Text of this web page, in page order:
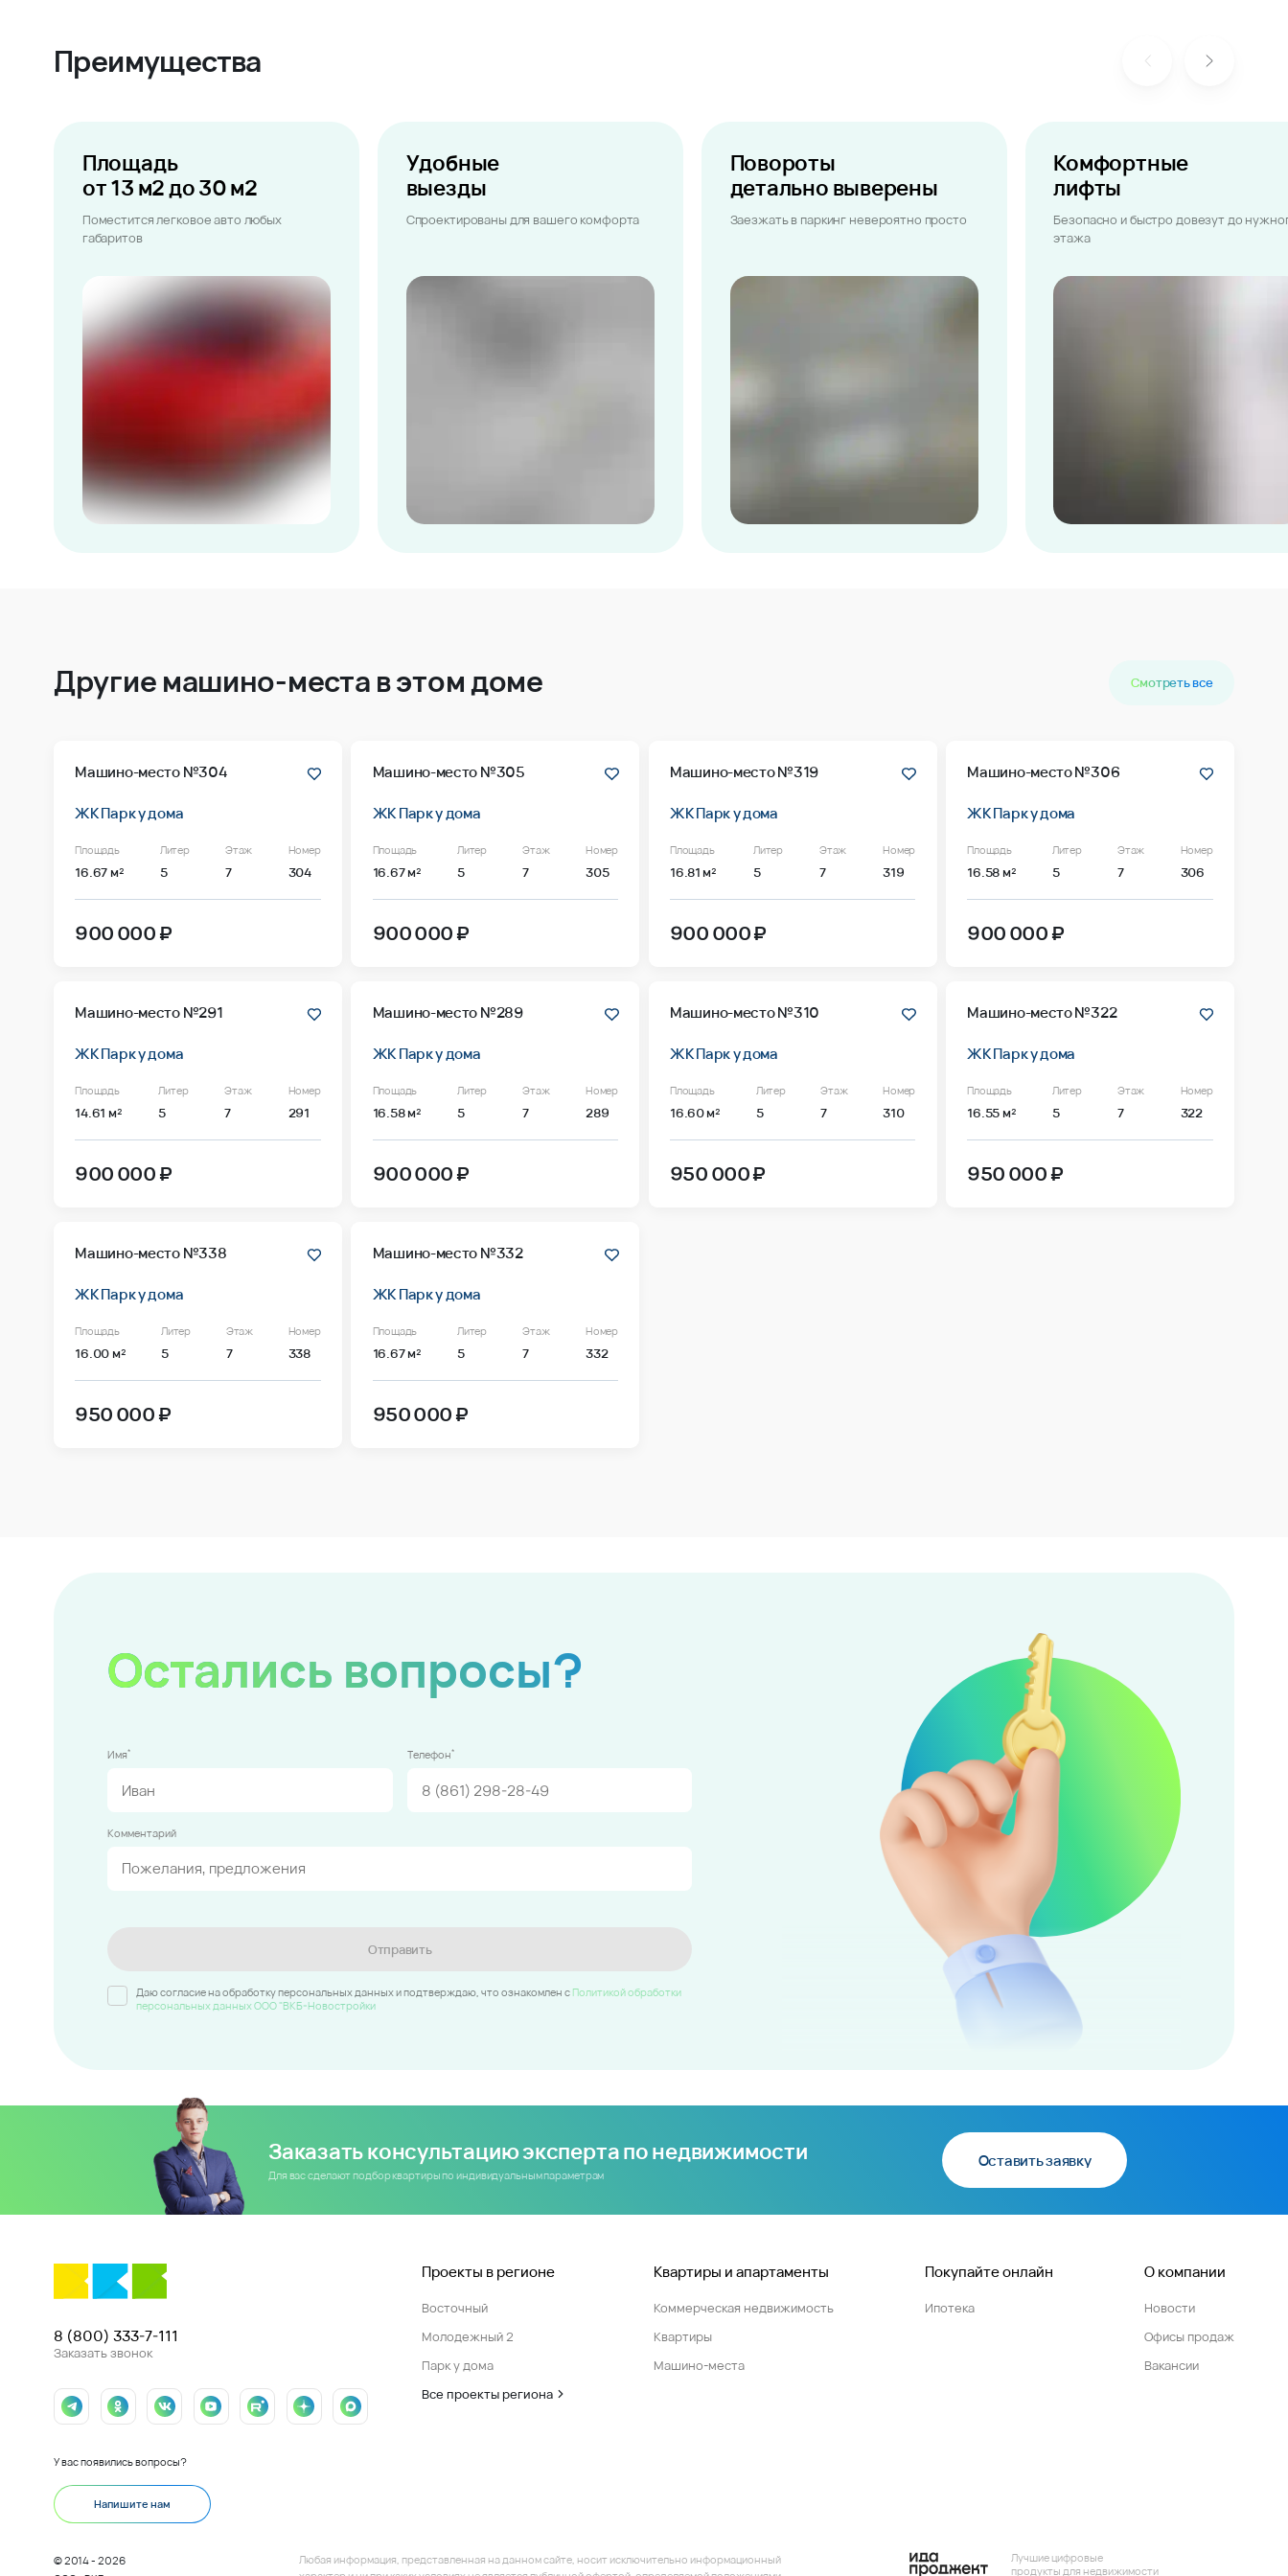
Преимущества
Площадь
от 13 м2 до 30 м2
Поместится легковое авто любых
габаритов
Удобные
выезды
Спроектированы для вашего комфорта
Повороты
детально выверены
Заезжать в паркинг невероятно просто
Комфортные
лифты
Безопасно и быстро довезут до
этажа
Другие машино-места в этом доме Смотреть все
Машино-место №304
ЖК Парк у дома
Площадь
16.67 м²
Литер
5
Этаж
7
Номер
304
900 000 ₽
Машино-место №305
ЖК Парк у дома
Площадь
16.67 м²
Литер
5
Этаж
7
Номер
305
900 000 ₽
Машино-место №319
ЖК Парк у дома
Площадь
16.81 м²
Литер
5
Этаж
7
Номер
319
900 000 ₽
Машино-место №306
ЖК Парк у дома
Площадь
16.58 м²
Литер
5
Этаж
7
Номер
306
900 000 ₽
Машино-место №291
ЖК Парк у дома
Площадь
14.61 м²
Литер
5
Этаж
7
Номер
291
900 000 ₽
Машино-место №289
ЖК Парк у дома
Площадь
16.58 м²
Литер
5
Этаж
7
Номер
289
900 000 ₽
Машино-место №310
ЖК Парк у дома
Площадь
16.60 м²
Литер
5
Этаж
7
Номер
310
950 000 ₽
Машино-место №322
ЖК Парк у дома
Площадь
16.55 м²
Литер
5
Этаж
7
Номер
322
950 000 ₽
Машино-место №338
ЖК Парк у дома
Площадь
16.00 м²
Литер
5
Этаж
7
Номер
338
950 000 ₽
Машино-место №332
ЖК Парк у дома
Площадь
16.67 м²
Литер
5
Этаж
7
Номер
332
950 000 ₽
Остались вопросы?
Имя* Телефон*
Комментарий
Отправить
Даю согласие на обработку персональных данных и подтверждаю, что ознакомлен c Политикой обработки
персональных данных ООО "ВКБ-Новостройки
Заказать консультацию эксперта по недвижимости
Для вас сделают подбор квартиры по индивидуальным параметрам
Оставить заявку
8 (800) 333-7-111
Заказать звонок
У вас появились вопросы?
Напишите нам
Проекты в регионе
Восточный
Молодежный 2
Парк у дома
Все проекты региона
Квартиры и апартаменты
Коммерческая недвижимость
Квартиры
Машино-места
Покупайте онлайн
Ипотека
О компании
Новости
Офисы продаж
Вакансии
© 2014 - 2026
Любая информация, представленная на данном сайте, носит исключительно информационный
Лучшие цифровые
продукты для недвижимости